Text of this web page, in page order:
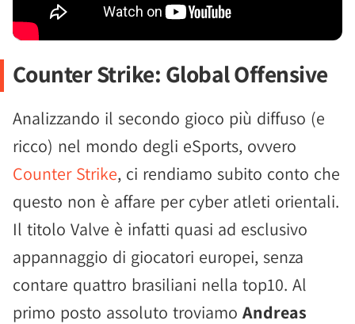
Counter Strike: Global Offensive
Analizzando il secondo gioco più diffuso (e
ricco) nel mondo degli eSports, ovvero
Counter Strike, ci rendiamo subito conto che
questo non è affare per cyber atleti orientali.
Il titolo Valve è infatti quasi ad esclusivo
appannaggio di giocatori europei, senza
contare quattro brasiliani nella top10. Al
primo posto assoluto troviamo Andreas